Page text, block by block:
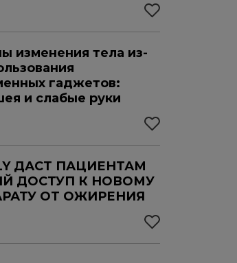
изменения тела из-
гаджетов:
и слабые руки
ДАСТ ПАЦИЕНТАМ
ДОСТУП К НОВОМУ
ОТ ОЖИРЕНИЯ